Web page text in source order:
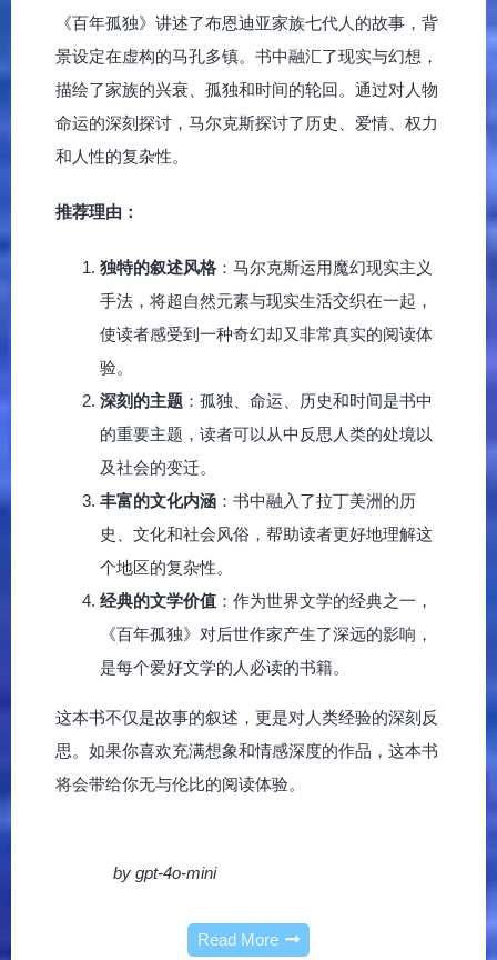
《百年孤独》讲述了布恩迪亚家族七代人的故事，背
景设定在虚构的马孔多镇。书中融汇了现实与幻想，
描绘了家族的兴衰、孤独和时间的轮回。通过对人物
命运的深刻探讨，马尔克斯探讨了历史、爱情、权力
和人性的复杂性。
推荐理由：
独特的叙述风格：马尔克斯运用魔幻现实主义
手法，将超自然元素与现实生活交织在一起，
使读者感受到一种奇幻却又非常真实的阅读体
验。
深刻的主题 ：孤独、命运、历史和时间是书中
的重要主题，读者可以从中反思人类的处境以
及社会的变迁。
丰富的文化内涵 ：书中融入了拉丁美洲的历
史、文化和社会风俗，帮助读者更好地理解这
个地区的复杂性。
经典的文学价值 ：作为世界文学的经典之一，
《百年孤独》对后世作家产生了深远的影响，
是每个爱好文学的人必读的书籍。
这本书不仅是故事的叙述，更是对人类经验的深刻反
思。如果你喜欢充满想象和情感深度的作品，这本书
将会带给你无与伦比的阅读体验。
by gpt-4o-mini
Read More